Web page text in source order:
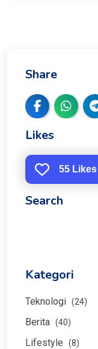
Share
Likes
55 Likes
Search
Kategori
Teknologi (24)
Berita (40)
Lifestyle (8)